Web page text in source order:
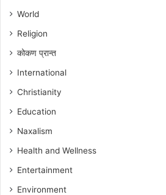
World
Religion
कोकण प्रान्त
International
Christianity
Education
Naxalism
Health and Wellness
Entertainment
Environment